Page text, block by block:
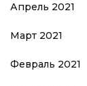
Апрель 2021
Март 2021
Февраль 2021